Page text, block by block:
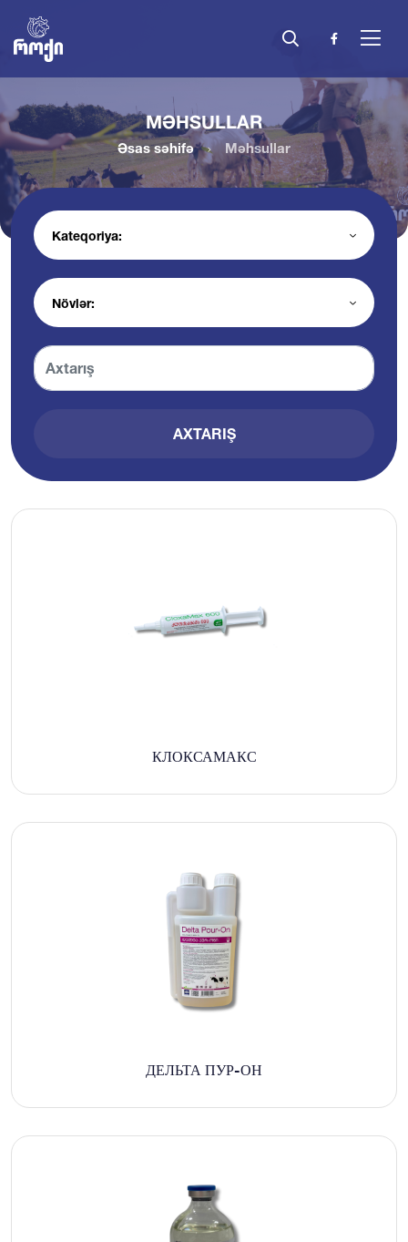
MƏHSULLAR
Əsas səhifə Məhsullar
AXTARIŞ
КЛОКСАМАКС
ДЕЛЬТА ПУР-ОН